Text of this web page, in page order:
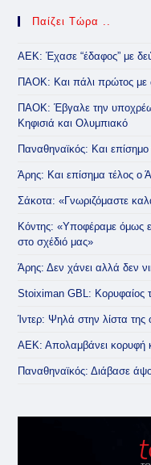
Παίζει Τώρα ..
ΑΕΚ: Έχασε “έδαφος” με
ΠΑΟΚ: Και πάλι πρώτος με
ΠΑΟΚ: Έβγαλε την
Κηφισιά και Ολυμπιακό
Παναθηναϊκός: Και επίσημο
Άρης: Και επίσημα τέλος ο
Σάκοτα: «Γνωριζόμαστε
Κόντης: «Υποφέραμε όμως
στο σχέδιό μας»
Άρης: Δεν χάνει αλλά δεν
Stoiximan GBL: Κορυφαίος
Ίντερ: Ψηλά στην λίστα της
ΑΕΚ: Απολαμβάνει κορυφή
Παναθηναϊκός: Διάβασε